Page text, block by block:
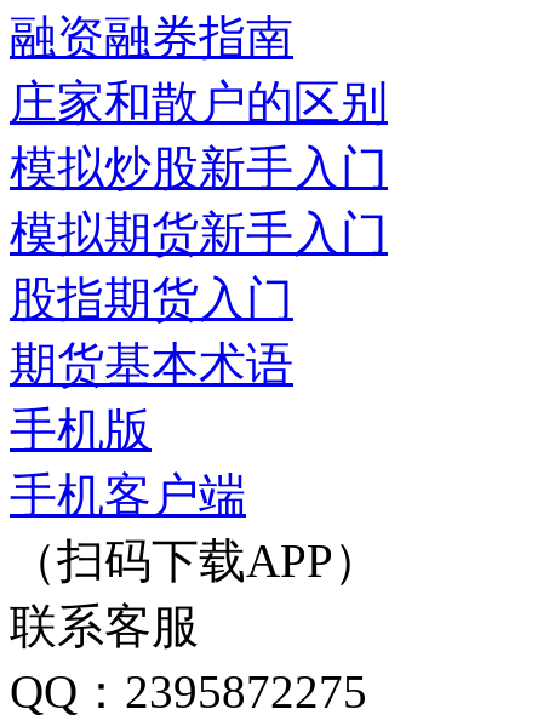
融资融券指南
庄家和散户的区别
模拟炒股新手入门
模拟期货新手入门
股指期货入门
期货基本术语
手机版
手机客户端
（扫码下载APP）
联系客服
QQ：2395872275